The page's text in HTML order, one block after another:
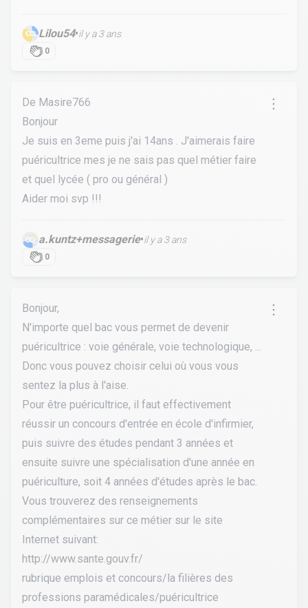
Lilou54•il y a 3 ans
0
De Masire766
Bonjour
Je suis en 3eme puis j'ai 14ans . J'aimerais faire
puéricultrice mes je ne sais pas quel métier faire
et quel lycée ( pro ou général )
Aider moi svp !!!
a.kuntz+messagerie•il y a 3 ans
0
Bonjour,
N'importe quel bac vous permet de devenir
puéricultrice : voie générale, voie technologique, ...
Donc vous pouvez choisir celui où vous vous
sentez la plus à l'aise.
Pour être puéricultrice, il faut effectivement
réussir un concours d'entrée en école d'infirmier,
puis suivre des études pendant 3 années et
ensuite suivre une spécialisation d'une année en
puériculture, soit 4 années d'études après le bac.
Vous trouverez des renseignements
complémentaires sur ce métier sur le site
Internet suivant:
http://www.sante.gouv.fr/
rubrique emplois et concours/la filières des
professions paramédicales/puéricultrice